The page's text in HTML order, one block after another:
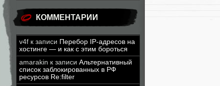
КОММЕНТАРИИ
v4f к записи Перебор IP-адресов на
хостинге — и как с этим бороться
amarakin к записи Альтернативный
список заблокированных в РФ
ресурсов Re:filter